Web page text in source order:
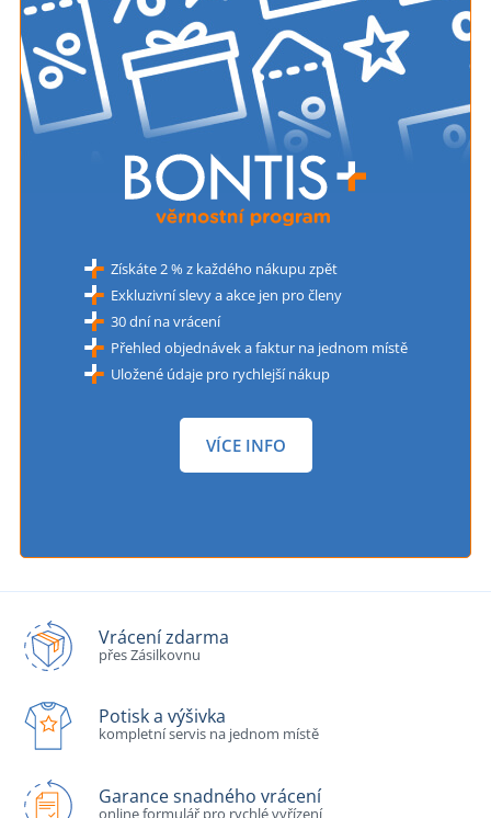
Získáte 2 % z každého nákupu zpět
Exkluzivní slevy a akce jen pro členy
30 dní na vrácení
Přehled objednávek a faktur na jednom místě
Uložené údaje pro rychlejší nákup
VÍCE INFO
Vrácení zdarma
přes Zásilkovnu
Potisk a výšivka
kompletní servis na jednom místě
Garance snadného vrácení
online formulář pro rychlé vyřízení